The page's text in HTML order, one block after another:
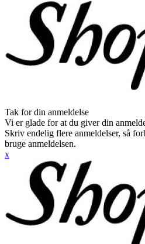
Tak for din anmeldelse
Vi er glade for at du giver din
Skriv endelig flere anmeldelser, så
bruge anmeldelsen.
x